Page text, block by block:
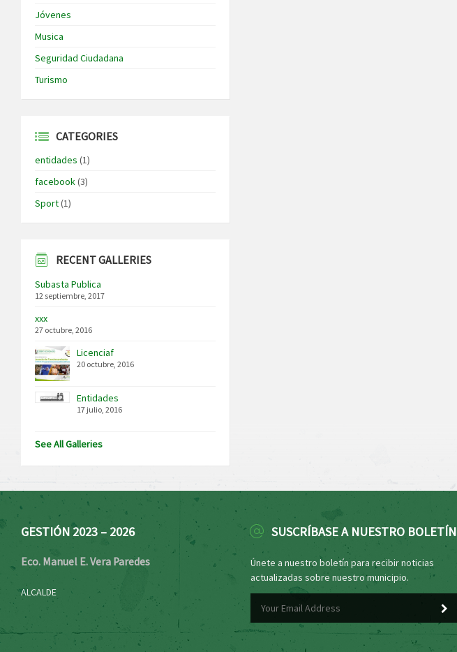
Jóvenes
Musica
Seguridad Ciudadana
Turismo
CATEGORIES
entidades (1)
facebook(3)
Sport(1)
RECENT GALLERIES
Subasta Publica
12 septiembre, 2017
xxx
27 octubre, 2016
Licenciaf
20 octubre, 2016
Entidades
17 julio, 2016
See All Galleries
GESTIÓN 2023 – 2026
Eco. Manuel E. Vera Paredes
ALCALDE
SUSCRÍBASE A NUESTRO BOLETÍN
Únete a nuestro boletín para recibir noticias
actualizadas sobre nuestro municipio.